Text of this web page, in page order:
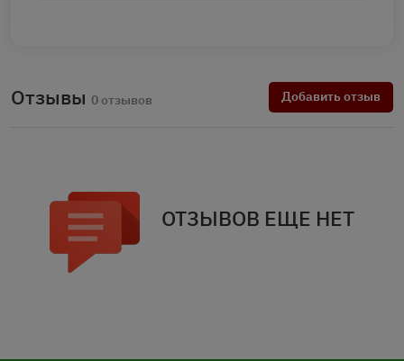
Отзывы 0 отзывов Добавить отзыв
ОТЗЫВОВ ЕЩЕ НЕТ